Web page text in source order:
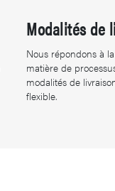
Modalités de
Nous répondons à
matière de
modalités de
flexible.